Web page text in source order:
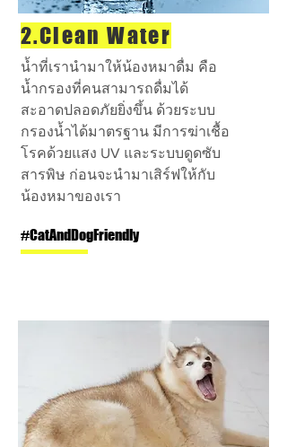
2.Clean Water
น้ำที่เรานำมาให้น้องหมาดื่ม คือ
น้ำกรองที่คนสามารถดื่มได้
สะอาดปลอดภัยยิ่งขึ้น ด้วยระบบ
กรองน้ำได้มาตรฐาน มีการฆ่าเชื้อ
โรคด้วยแสง UV และระบบดูดซับ
สารพิษ ก่อนจะนำมาเสิร์ฟให้กับ
น้องหมาของเรา
#CatAndDogFriendly